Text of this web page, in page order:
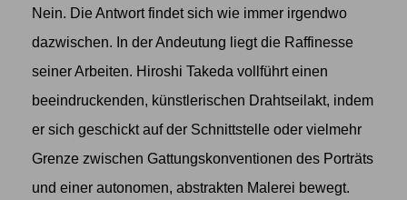
Nein. Die Antwort findet sich wie immer irgendwo
dazwischen. In der Andeutung liegt die Raffinesse
seiner Arbeiten. Hiroshi Takeda vollführt einen
beeindruckenden, künstlerischen Drahtseilakt, indem
er sich geschickt auf der Schnittstelle oder vielmehr
Grenze zwischen Gattungskonventionen des Porträts
und einer autonomen, abstrakten Malerei bewegt.